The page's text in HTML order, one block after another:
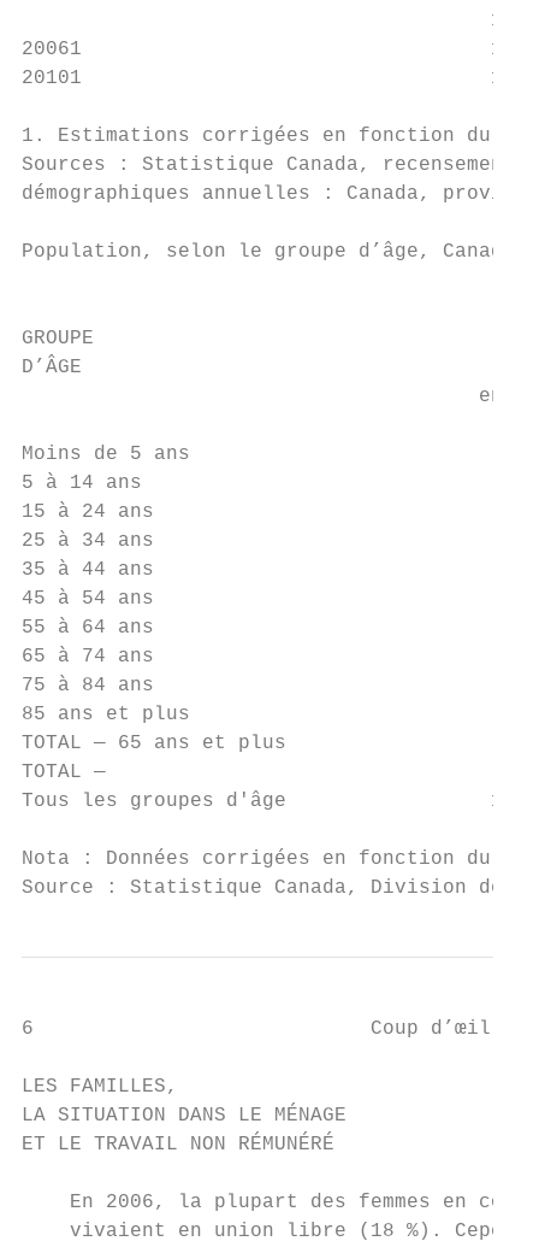
15
20061                                  16
20101                                  17
1. Estimations corrigées en fonction du
Sources : Statistique Canada,
démographiques annuelles : Canada,
Population, selon le groupe d’âge, Canada,
GROUPE
D’ÂGE
en
Moins de 5 ans
5 à 14 ans                               1
15 à 24 ans
25 à 34 ans
35 à 44 ans
45 à 54 ans
55 à 64 ans
65 à 74 ans
75 à 84 ans
85 ans et plus
TOTAL — 65 ans et plus
TOTAL —
Tous les groupes d'âge
Nota : Données corrigées en fonction du
Source : Statistique Canada, Division de la
6                            Coup d’œil sur la
LES FAMILLES,
LA SITUATION DANS LE MÉNAGE
ET LE TRAVAIL NON RÉMUNÉRÉ
En 2006, la plupart des femmes en
vivaient en union libre (18 %).